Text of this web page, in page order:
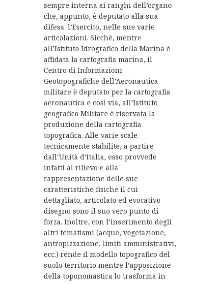
sempre interna ai ranghi dell’organo
che, appunto, è deputato alla sua
difesa: l’Esercito, nelle sue varie
articolazioni. Sicché, mentre
all’Istituto Idrografico della Marina è
affidata la cartografia marina, il
Centro di Informazioni
Geotopografiche dell’Aeronautica
militare è deputato per la cartografia
aeronautica e così via, all’Istituto
geografico Militare è riservata la
produzione della cartografia
topografica. Alle varie scale
tecnicamente stabilite, a partire
dall’Unità d’Italia, esso provvede
infatti al rilievo e alla
rappresentazione delle sue
caratteristiche fisiche il cui
dettagliato, articolato ed evocativo
disegno sono il suo vero punto di
forza. Inoltre, con l’inserimento degli
altri tematismi (acque, vegetazione,
antropizzazione, limiti amministrativi,
ecc.) rende il modello topografico del
suolo territorio mentre l’apposizione
della toponomastica lo trasforma in